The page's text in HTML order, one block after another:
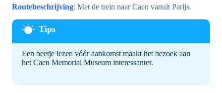
Routebeschrijving: Met de trein naar Caen vanuit Parijs.
Een beetje lezen vóór aankomst maakt het bezoek aan
het Caen Memorial Museum interessanter.